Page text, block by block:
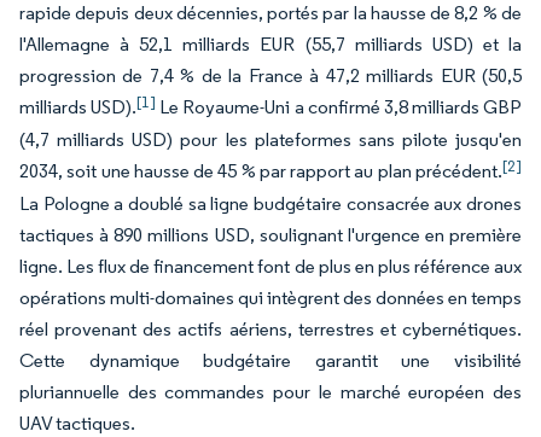
rapide depuis deux décennies, portés par la hausse de 8,2 % de
l'Allemagne à 52,1 milliards EUR (55,7 milliards USD) et la
progression de 7,4 % de la France à 47,2 milliards EUR (50,5
milliards USD).[1] Le Royaume-Uni a confirmé 3,8 milliards GBP
(4,7 milliards USD) pour les plateformes sans pilote jusqu'en
2034, soit une hausse de 45 % par rapport au plan précédent.[2]
La Pologne a doublé sa ligne budgétaire consacrée aux drones
tactiques à 890 millions USD, soulignant l'urgence en première
ligne. Les flux de financement font de plus en plus référence aux
opérations multi-domaines qui intègrent des données en temps
réel provenant des actifs aériens, terrestres et cybernétiques.
Cette dynamique budgétaire garantit une visibilité
pluriannuelle des commandes pour le marché européen des
UAV tactiques.